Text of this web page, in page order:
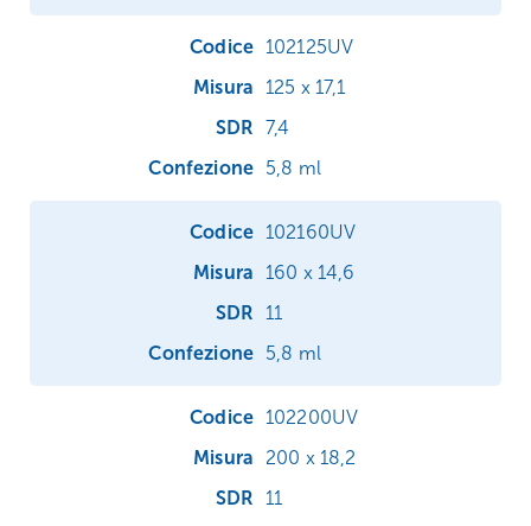
102125UV
125 x 17,1
7,4
5,8 ml
102160UV
160 x 14,6
11
5,8 ml
102200UV
200 x 18,2
11